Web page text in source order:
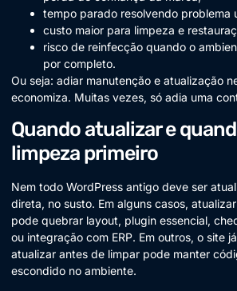
tempo parado resolvendo problema
custo maior para limpeza e
risco de reinfecção quando o
por completo.
Ou seja: adiar manutenção e atualização
economiza. Muitas vezes, só adia uma
Quando atualizar e
limpeza primeiro
Nem todo WordPress antigo deve ser
direta, no susto. Em alguns casos,
pode quebrar layout, plugin essencial,
ou integração com ERP. Em outros, o site
atualizar antes de limpar pode manter
escondido no ambiente.